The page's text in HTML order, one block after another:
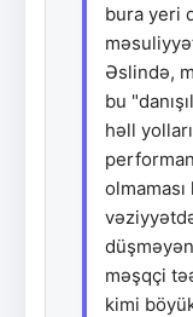
bura yeri
Əslində,
bu
həll
məşqçi
kimi